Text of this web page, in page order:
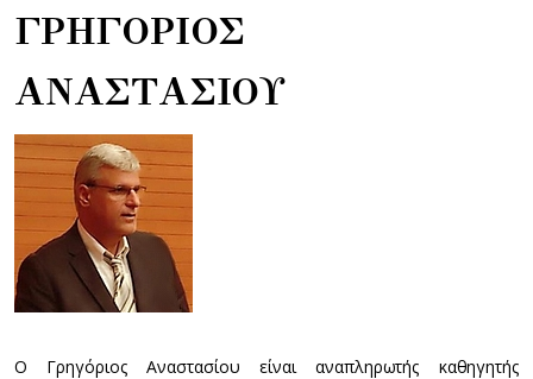
ΓΡΗΓΟΡΙΟΣ
ΑΝΑΣΤΑΣΙΟΥ
Ο Γρηγόριος Αναστασίου είναι αναπληρωτής καθηγητής